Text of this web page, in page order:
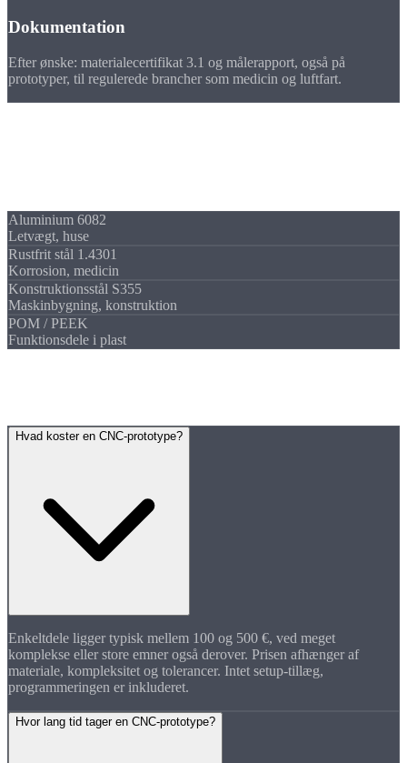
Dokumentation
Efter ønske: materialecertifikat 3.1 og målerapport, også på
prototyper, til regulerede brancher som medicin og luftfart.
Aluminium 6082
Letvægt, huse
Rustfrit stål 1.4301
Korrosion, medicin
Konstruktionsstål S355
Maskinbygning, konstruktion
POM / PEEK
Funktionsdele i plast
Hvad koster en CNC-prototype?
Enkeltdele ligger typisk mellem 100 og 500 €, ved meget
komplekse eller store emner også derover. Prisen afhænger af
materiale, kompleksitet og tolerancer. Intet setup-tillæg,
programmeringen er inkluderet.
Hvor lang tid tager en CNC-prototype?